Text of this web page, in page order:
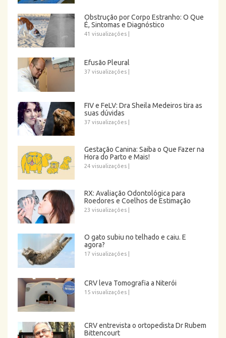
Obstrução por Corpo Estranho: O Que
É, Sintomas e Diagnóstico
41 visualizações
Efusão Pleural
37 visualizações
FIV e FeLV: Dra Sheila Medeiros tira as
suas dúvidas
37 visualizações
Gestação Canina: Saiba o Que Fazer na
Hora do Parto e Mais!
24 visualizações
RX: Avaliação Odontológica para
Roedores e Coelhos de Estimação
23 visualizações
O gato subiu no telhado e caiu. E
agora?
17 visualizações
CRV leva Tomografia a Niterói
15 visualizações
CRV entrevista o ortopedista Dr Rubem
Bittencourt